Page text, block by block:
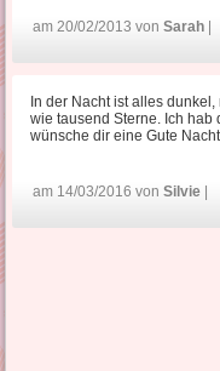
am 20/02/2013 vonSarah
In der Nacht ist alles
wie tausend Sterne. Ich hab
wünsche dir eine Gute
am 14/03/2016 vonSilvie